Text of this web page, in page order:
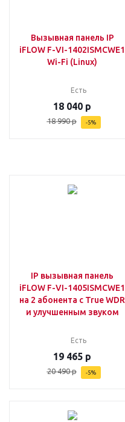
Вызывная панель IP
iFLOW F-VI-1402ISMCWE1
Wi-Fi (Linux)
Есть
18 040 р
18 990р -5%
IP вызывная панель
iFLOW F-VI-1405ISMCWE1
на 2 абонента с True WDR
и улучшенным звуком
Есть
19 465 р
20 490р -5%